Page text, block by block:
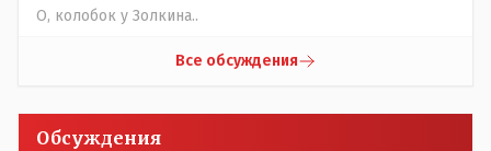
О, колобок у Золкина..
Все обсуждения
Обсуждения